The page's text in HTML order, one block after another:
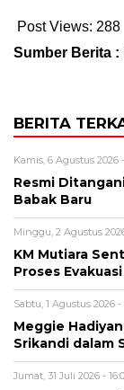
Post Views: 288
Sumber Berita :
BERITA
Kamis, 6 Agustus 2026
Resmi
Babak Baru
Minggu, 2 Agustus
KM Mutiara
Proses
Sabtu, 1 Agustus 2026
Meggie
Srikandi dalam
Jumat, 31 Juli 2026 -